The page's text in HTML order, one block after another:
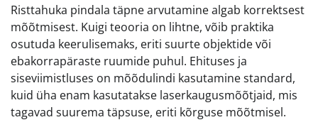
Risttahuka pindala täpne arvutamine algab korrektsest
mõõtmisest. Kuigi teooria on lihtne, võib praktika
osutuda keerulisemaks, eriti suurte objektide või
ebakorrapäraste ruumide puhul. Ehituses ja
siseviimistluses on mõõdulindi kasutamine standard,
kuid üha enam kasutatakse laserkaugusmõõtjaid, mis
tagavad suurema täpsuse, eriti kõrguse mõõtmisel.